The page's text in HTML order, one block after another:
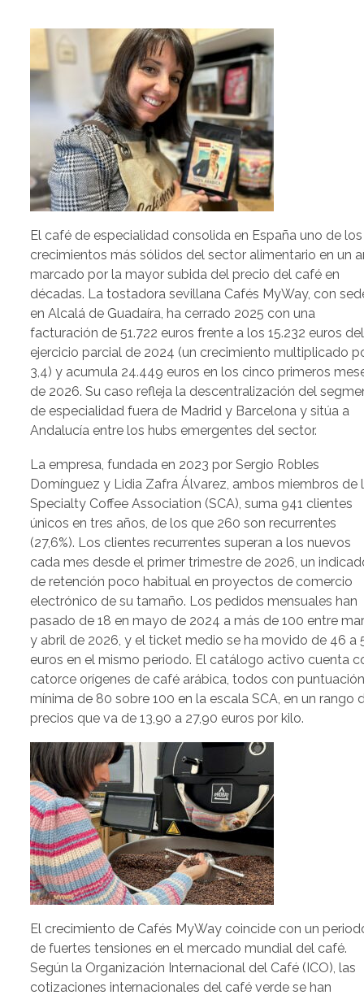
El café de especialidad consolida en España uno de los
crecimientos más sólidos del sector alimentario en un
marcado por la mayor subida del precio del café en
décadas. La tostadora sevillana Cafés MyWay, con
en Alcalá de Guadaíra, ha cerrado 2025 con una
facturación de 51.722 euros frente a los 15.232 euros del
ejercicio parcial de 2024 (un crecimiento multiplicado
3,4) y acumula 24.449 euros en los cinco primeros
de 2026. Su caso refleja la descentralización del
de especialidad fuera de Madrid y Barcelona y sitúa a
Andalucía entre los hubs emergentes del sector.
La empresa, fundada en 2023 por Sergio Robles
Domínguez y Lidia Zafra Álvarez, ambos miembros de
Specialty Coffee Association (SCA), suma 941 clientes
únicos en tres años, de los que 260 son recurrentes
(27,6%). Los clientes recurrentes superan a los nuevos
cada mes desde el primer trimestre de 2026, un
de retención poco habitual en proyectos de comercio
electrónico de su tamaño. Los pedidos mensuales han
pasado de 18 en mayo de 2024 a más de 100 entre
y abril de 2026, y el ticket medio se ha movido de 46 a
euros en el mismo periodo. El catálogo activo cuenta
catorce orígenes de café arábica, todos con
mínima de 80 sobre 100 en la escala SCA, en un rango
precios que va de 13,90 a 27,90 euros por kilo.
El crecimiento de Cafés MyWay coincide con un
de fuertes tensiones en el mercado mundial del café.
Según la Organización Internacional del Café (ICO), las
cotizaciones internacionales del café verde se han